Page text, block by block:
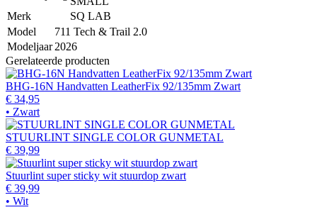
Merk
SQ LAB
Model
711 Tech & Trail 2.0
Modeljaar 2026
Gerelateerde producten
BHG-16N Handvatten LeatherFix 92/135mm Zwart
€ 34,95
• Zwart
STUURLINT SINGLE COLOR GUNMETAL
€ 39,99
Stuurlint super sticky wit stuurdop zwart
€ 39,99
• Wit